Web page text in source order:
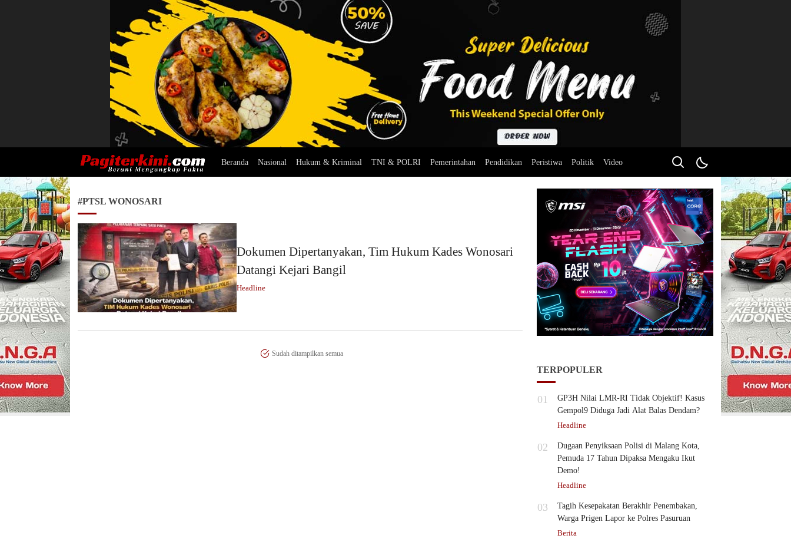
Beranda Nasional Hukum & Kriminal TNI & POLRI Pemerintahan Pendidikan Peristiwa Politik Video
#PTSL WONOSARI
Dokumen Dipertanyakan, Tim Hukum Kades Wonosari
Datangi Kejari Bangil
Headline
Sudah ditampilkan semua
TERPOPULER
01
GP3H Nilai LMR-RI Tidak Objektif! Kasus
Gempol9 Diduga Jadi Alat Balas Dendam?
Headline
02
Dugaan Penyiksaan Polisi di Malang Kota,
Pemuda 17 Tahun Dipaksa Mengaku Ikut
Demo!
Headline
03
Tagih Kesepakatan Berakhir Penembakan,
Warga Prigen Lapor ke Polres Pasuruan
Berita